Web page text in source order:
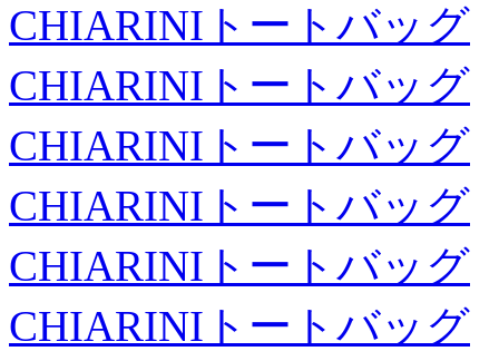
CHIARINIトートバッグ
CHIARINIトートバッグ
CHIARINIトートバッグ
CHIARINIトートバッグ
CHIARINIトートバッグ
CHIARINIトートバッグ